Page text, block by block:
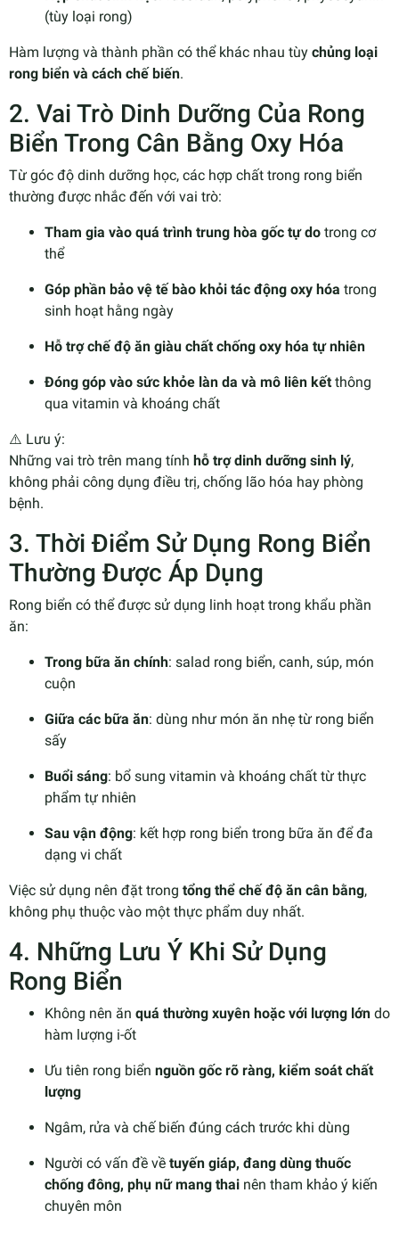
(tùy loại rong)
Hàm lượng và thành phần có thể khác nhau tùy chủng loại
rong biển và cách chế biến.
2. Vai Trò Dinh Dưỡng Của Rong
Biển Trong Cân Bằng Oxy Hóa
Từ góc độ dinh dưỡng học, các hợp chất trong rong biển
thường được nhắc đến với vai trò:
Tham gia vào quá trình trung hòa gốc tự do trong cơ
thể
Góp phần bảo vệ tế bào khỏi tác động oxy hóa trong
sinh hoạt hằng ngày
Hỗ trợ chế độ ăn giàu chất chống oxy hóa tự nhiên
Đóng góp vào sức khỏe làn da và mô liên kếtthông
qua vitamin và khoáng chất
⚠️ Lưu ý:
Những vai trò trên mang tính hỗ trợ dinh dưỡng sinh lý,
không phải công dụng điều trị, chống lão hóa hay phòng
bệnh.
3. Thời Điểm Sử Dụng Rong Biển
Thường Được Áp Dụng
Rong biển có thể được sử dụng linh hoạt trong khẩu phần
ăn:
Trong bữa ăn chính: salad rong biển, canh, súp, món
cuộn
Giữa các bữa ăn: dùng như món ăn nhẹ từ rong biển
sấy
Buổi sáng: bổ sung vitamin và khoáng chất từ thực
phẩm tự nhiên
Sau vận động: kết hợp rong biển trong bữa ăn để đa
dạng vi chất
Việc sử dụng nên đặt trong tổng thể chế độ ăn cân bằng,
không phụ thuộc vào một thực phẩm duy nhất.
4. Những Lưu Ý Khi Sử Dụng
Rong Biển
Không nên ăn quá thường xuyên hoặc với lượng lớn do
hàm lượng i-ốt
Ưu tiên rong biển nguồn gốc rõ ràng, kiểm soát chất
lượng
Ngâm, rửa và chế biến đúng cách trước khi dùng
Người có vấn đề về tuyến giáp, đang dùng thuốc
chống đông, phụ nữ mang thai nên tham khảo ý kiến
chuyên môn